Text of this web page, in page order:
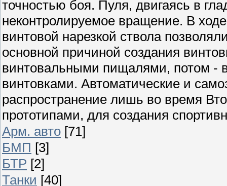
точностью боя. Пуля, двигаясь в
неконтролируемое вращение. В
винтовой нарезкой ствола
основной причиной создания
винтовальными пищалями, потом -
винтовками. Автоматические и
распространение лишь во время
прототипами, для создания
Арм. авто [71]
БМП [3]
БТР [2]
Танки [40]